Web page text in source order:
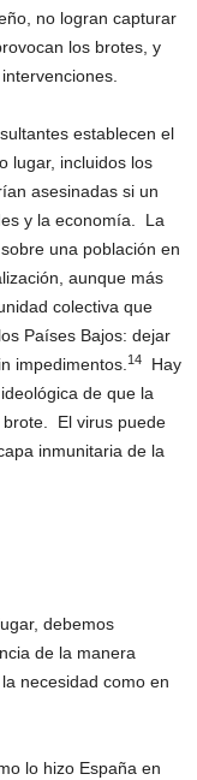
no logran capturar
los brotes, y
establecen el
lugar, incluidos los
asesinadas si un
y la economía. La
una población en
aunque más
colectiva que
Países Bajos: dejar
impedimentos. 14
​​Hay
de que la
brote. El virus puede
inmunitaria de la
debemos
de la manera
necesidad como en
lo hizo España en